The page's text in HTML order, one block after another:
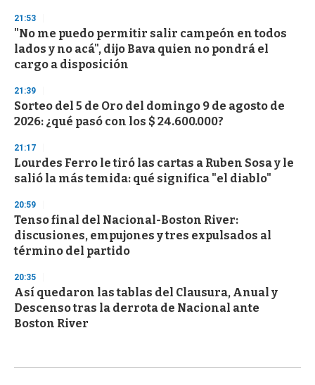
21:53
"No me puedo permitir salir campeón en todos
lados y no acá", dijo Bava quien no pondrá el
cargo a disposición
21:39
Sorteo del 5 de Oro del domingo 9 de agosto de
2026: ¿qué pasó con los $ 24.600.000?
21:17
Lourdes Ferro le tiró las cartas a Ruben Sosa y le
salió la más temida: qué significa "el diablo"
20:59
Tenso final del Nacional-Boston River:
discusiones, empujones y tres expulsados al
término del partido
20:35
Así quedaron las tablas del Clausura, Anual y
Descenso tras la derrota de Nacional ante
Boston River